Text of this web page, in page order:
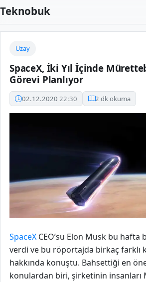
Teknobuk
Uzay
SpaceX, İki Yıl İçinde
Görevi Planlıyor
02.12.2020 22:30 2 dk okuma
SpaceX CEO’su Elon Musk bu
verdi ve bu röportajda birkaç farklı
hakkında konuştu. Bahsettiği en
konulardan biri, şirketinin insanları